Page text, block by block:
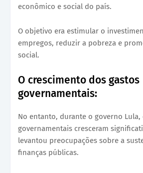
econômico e social do país.
O objetivo era estimular o
empregos, reduzir a pobreza e
social.
O crescimento dos gastos
governamentais:
No entanto, durante o governo Lula,
governamentais cresceram
levantou preocupações sobre a
finanças públicas.